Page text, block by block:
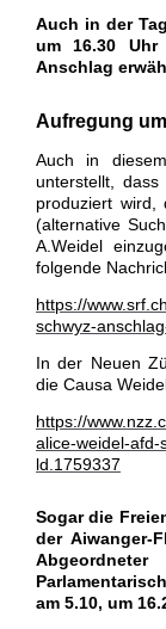
Auch in der
um 16.30
Anschlag
Aufregung
Auch in
unterstellt,
produziert wird,
(alternative
A.Weidel
folgende
https://
schwyz-
In der Neuen
die Causa
https://
alice-weidel-afd-
ld.1759337
Sogar die
der Aiwanger-
am 5.10, um